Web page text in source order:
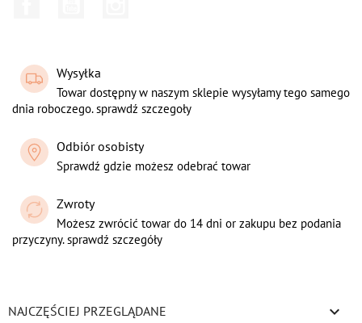
Wysyłka
Towar dostępny w naszym sklepie wysyłamy tego samego
dnia roboczego. sprawdź szczegoły
Odbiór osobisty
Sprawdź gdzie możesz odebrać towar
Zwroty
Możesz zwrócić towar do 14 dni or zakupu bez podania
przyczyny. sprawdź szczegóły
NAJCZĘŚCIEJ PRZEGLĄDANE 